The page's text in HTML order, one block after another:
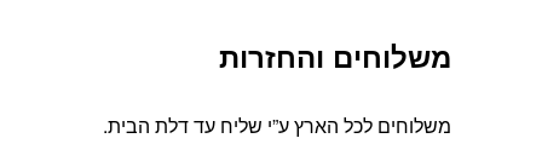
משלוחים והחזרות
משלוחים לכל הארץ ע”י שליח עד דלת הבית.